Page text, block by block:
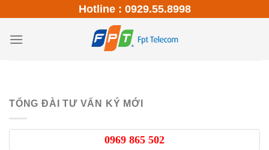
content
Hotline : 0929.55.8998
TỔNG ĐÀI TƯ VẤN KÝ MỚI
0969 865 502